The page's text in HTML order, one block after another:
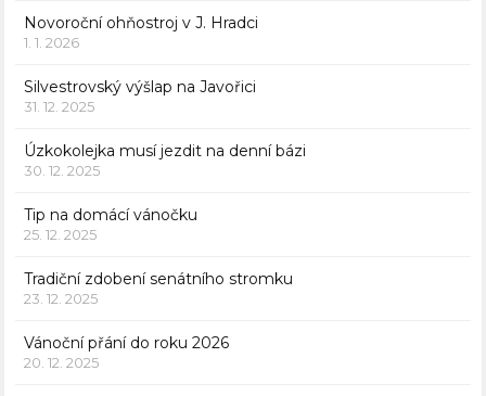
Novoroční ohňostroj v J. Hradci
1. 1. 2026
Silvestrovský výšlap na Javořici
31. 12. 2025
Úzkokolejka musí jezdit na denní bázi
30. 12. 2025
Tip na domácí vánočku
25. 12. 2025
Tradiční zdobení senátního stromku
23. 12. 2025
Vánoční přání do roku 2026
20. 12. 2025